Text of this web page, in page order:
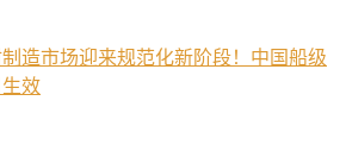
造市场迎来规范化新阶段！中国船级
效